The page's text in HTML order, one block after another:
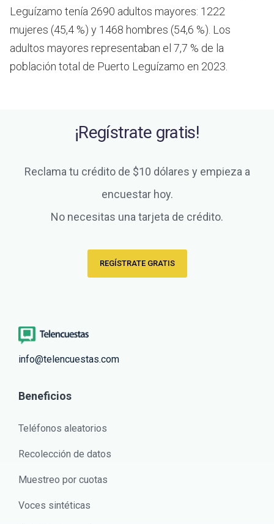
Leguízamo tenía 2690 adultos mayores: 1222
mujeres (45,4 %) y 1468 hombres (54,6 %). Los
adultos mayores representaban el 7,7 % de la
población total de Puerto Leguízamo en 2023.
¡Regístrate gratis!
Reclama tu crédito de $10 dólares y empieza a
encuestar hoy.
No necesitas una tarjeta de crédito.
REGÍSTRATE GRATIS
info@telencuestas.com
Beneficios
Teléfonos aleatorios
Recolección de datos
Muestreo por cuotas
Voces sintéticas